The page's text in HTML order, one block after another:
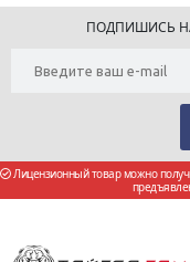
ПОДПИШИСЬ
Лицензионный товар можно